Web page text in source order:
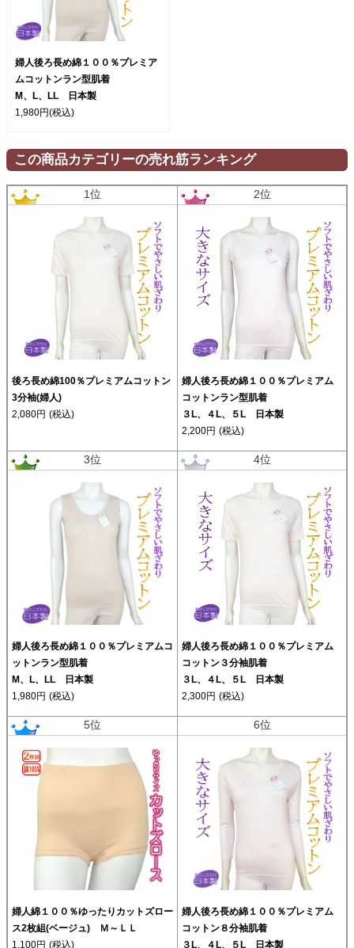
婦人後ろ長め綿１００％プレミア
ムコットンラン型肌着
M、L、LL 日本製
1,980円(税込)
この商品カテゴリーの売れ筋ランキング
1位
後ろ長め綿100％プレミアムコットン
3分袖(婦人)
2,080円 (税込)
2位
婦人後ろ長め綿１００％プレミアム
コットンラン型肌着
３L、４L、５L 日本製
2,200円 (税込)
3位
婦人後ろ長め綿１００％プレミアムコ
ットンラン型肌着
M、L、LL 日本製
1,980円 (税込)
4位
婦人後ろ長め綿１００％プレミアム
コットン３分袖肌着
３L、４L、５L 日本製
2,300円 (税込)
5位
婦人綿１００％ゆったりカットズロー
ス2枚組(ベージュ) Ｍ～ＬＬ
1,100円 (税込)
6位
婦人後ろ長め綿１００％プレミアム
コットン８分袖肌着
３L、４L、５L 日本製